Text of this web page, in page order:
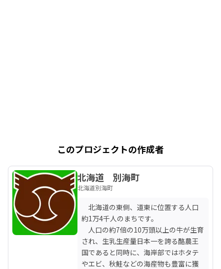
このプロジェクトの作成者
北海道 別海町
北海道別海町
北海道の東側、道東に位置する人口
約1万4千人のまちです。
人口の約7倍の10万頭以上の牛が生育
され、生乳生産量日本一を誇る酪農王
国であると同時に、海岸部ではホタテ
やエビ、秋鮭などの海産物も豊富に獲